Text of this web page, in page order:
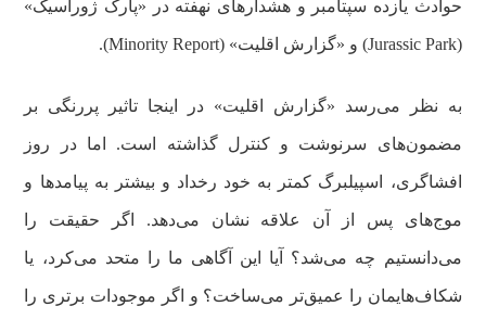
حوادث یازده سپتامبر و هشدارهای نهفته در «پارک ژوراسیک»
(Jurassic Park) و «گزارش اقلیت» (Minority Report).
به نظر می‌رسد «گزارش اقلیت» در اینجا تاثیر پررنگی بر
مضمون‌های سرنوشت و کنترل گذاشته است. اما در روز
افشاگری، اسپیلبرگ کمتر به خود رخداد و بیشتر به پیامدها و
موج‌های پس از آن علاقه نشان می‌دهد. اگر حقیقت را
می‌دانستیم چه می‌شد؟ آیا این آگاهی ما را متحد می‌کرد، یا
شکاف‌هایمان را عمیق‌تر می‌ساخت؟ و اگر موجودات برتری را